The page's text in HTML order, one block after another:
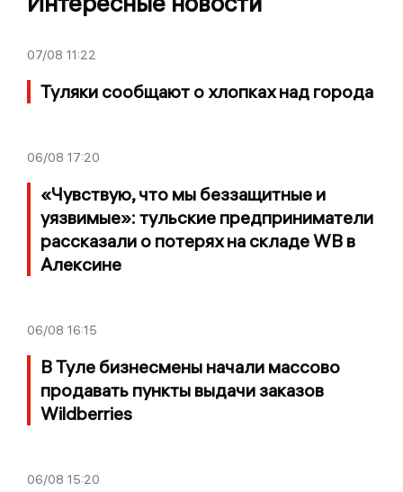
07/08 11:22
Туляки сообщают о хлопках над города
06/08 17:20
«Чувствую, что мы беззащитные и
уязвимые»: тульские предприниматели
рассказали о потерях на складе WB в
Алексине
06/08 16:15
В Туле бизнесмены начали массово
продавать пункты выдачи заказов
Wildberries
06/08 15:20